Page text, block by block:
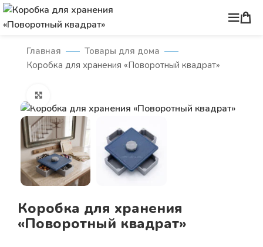
Главная
Товары для дома
Коробка для хранения «Поворотный квадрат»
Коробка для хранения
«Поворотный квадрат»